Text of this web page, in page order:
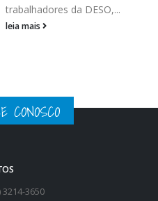
trabalhadores da DESO,...
leia mais
CONOSCO
3214-3650